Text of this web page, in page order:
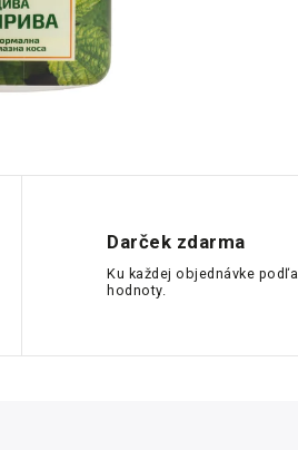
Darček zdarma
Ku každej objednávke podľa
hodnoty.